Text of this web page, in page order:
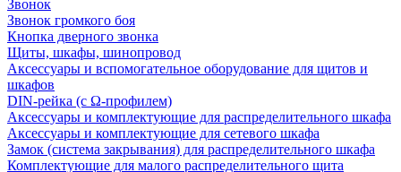
Звонок
Звонок громкого боя
Кнопка дверного звонка
Щиты, шкафы, шинопровод
Аксессуары и вспомогательное оборудование для щитов и
шкафов
DIN-рейка (с Ω-профилем)
Аксессуары и комплектующие для распределительного шкафа
Аксессуары и комплектующие для сетевого шкафа
Замок (система закрывания) для распределительного шкафа
Комплектующие для малого распределительного щита